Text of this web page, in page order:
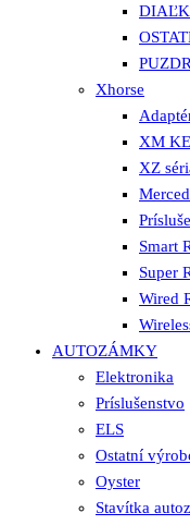
Xhorse
XM
XZ
Smart
Super
Wired
AUTOZÁMKY
Elektronika
Príslušenstvo
ELS
Ostatní
Oyster
Stavítka